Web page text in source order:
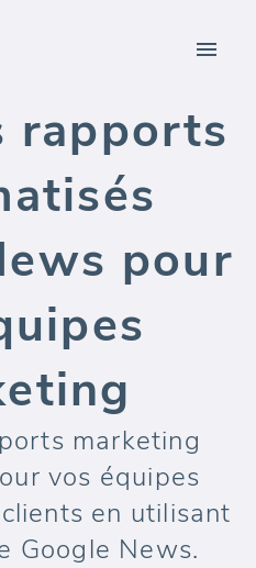
rapports
pour
marketing
vos équipes
en utilisant
Google News.